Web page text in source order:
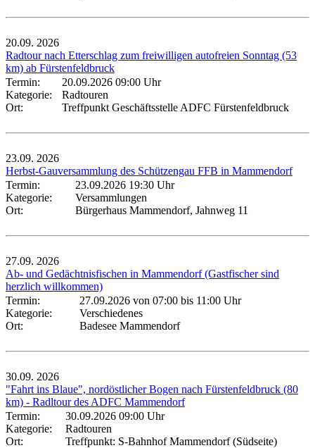
20.09. 2026
Radtour nach Etterschlag zum freiwilligen autofreien Sonntag (53
km) ab Fürstenfeldbruck
Termin:
20.09.2026 09:00 Uhr
Kategorie:
Radtouren
Ort:
Treffpunkt Geschäftsstelle ADFC Fürstenfeldbruck
23.09. 2026
Herbst-Gauversammlung des Schützengau FFB in Mammendorf
Termin:
23.09.2026 19:30 Uhr
Kategorie:
Versammlungen
Ort:
Bürgerhaus Mammendorf, Jahnweg 11
27.09. 2026
Ab- und Gedächtnisfischen in Mammendorf (Gastfischer sind
herzlich willkommen)
Termin:
27.09.2026 von 07:00 bis 11:00 Uhr
Kategorie:
Verschiedenes
Ort:
Badesee Mammendorf
30.09. 2026
"Fahrt ins Blaue", nordöstlicher Bogen nach Fürstenfeldbruck (80
km) - Radltour des ADFC Mammendorf
Termin:
30.09.2026 09:00 Uhr
Kategorie:
Radtouren
Ort:
Treffpunkt: S-Bahnhof Mammendorf (Südseite)